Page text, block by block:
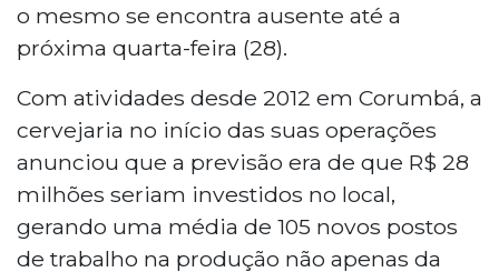
o mesmo se encontra ausente até a
próxima quarta-feira (28).
Com atividades desde 2012 em Corumbá, a
cervejaria no início das suas operações
anunciou que a previsão era de que R$ 28
milhões seriam investidos no local,
gerando uma média de 105 novos postos
de trabalho na produção não apenas da